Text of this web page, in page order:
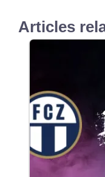
Articles